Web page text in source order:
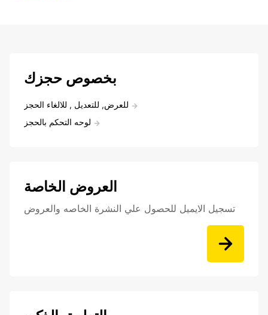
بخصوص حجزك
للعرض, للتعديل , للالغاء الحجز
لوحه التحكم بالحجز
العروض الخاصة
تسجيل الايميل للحصول علي النشرة الخاصه والعروض